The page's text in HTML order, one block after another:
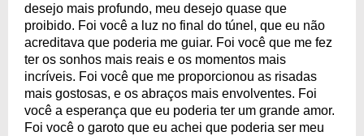
desejo mais profundo, meu desejo quase que
proibido. Foi você a luz no final do túnel, que eu não
acreditava que poderia me guiar. Foi você que me fez
ter os sonhos mais reais e os momentos mais
incríveis. Foi você que me proporcionou as risadas
mais gostosas, e os abraços mais envolventes. Foi
você a esperança que eu poderia ter um grande amor.
Foi você o garoto que eu achei que poderia ser meu